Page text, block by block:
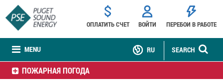
MENU
ОПЛАТИТЬ СЧЕТ ВОЙТИ ПЕРЕБОИ В РАБОТЕ
SEARCH
RU
ПОЖАРНАЯ ПОГОДА